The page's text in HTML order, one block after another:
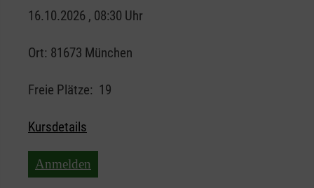
16.10.2026 , 08:30 Uhr
Ort: 81673 München
Freie Plätze: 19
Kursdetails
Anmelden